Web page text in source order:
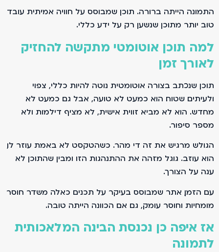
התמונה הייתה ברורה. תוכן שמבוסס על חוויה אמיתית עובד
טוב יותר מתוכן שנשען רק על ידע כללי.
למה תוכן אוטומטי מתקשה להחזיק
לאורך זמן
תוכן שנכתב בצורה אוטומטית נוטה להיות כללי, צפוי
ולעיתים שטוח. הוא כמעט לא טועה, אבל גם כמעט לא
מחדש. הוא לא מביא זווית אישית, לא מציף דילמות ולא
מספר סיפור.
הגולש מרגיש את זה די מהר. כשהטקסט לא באמת עוזר לו,
הוא עוזב. גוגל מזהה את ההתנהגות הזו ומבין שהתוכן לא
ענה על הצורך.
עם הזמן, אתר שמבוסס בעיקר על תכנים כאלה משדר חוסר
מומחיות וחוסר עומק, גם אם הכוונה הייתה טובה.
אז איפה כן נכנסת הבינה המלאכותית
לתמונה